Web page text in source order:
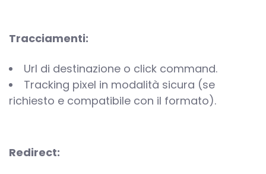
Tracciamenti:
Url di destinazione o click command.
Tracking pixel in modalità sicura (se
richiesto e compatibile con il formato).
Redirect: